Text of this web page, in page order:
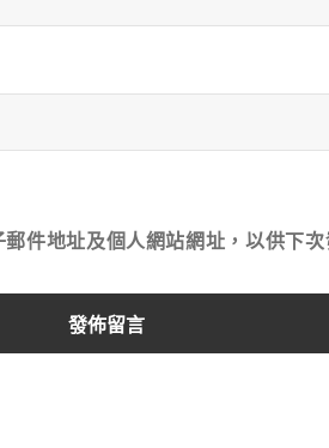
件地址及個人網站網址，以供下次